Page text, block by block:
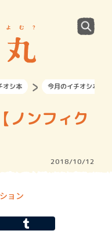
オシ本 今月のイチオシ本【
ノンフィク
2018/10/12
ョン